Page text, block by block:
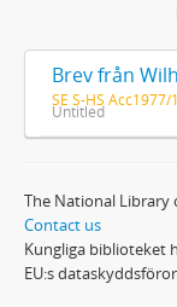
SE S-HS Acc1977/
Untitled
The National Library
Contact us
Kungliga biblioteket
EU:s